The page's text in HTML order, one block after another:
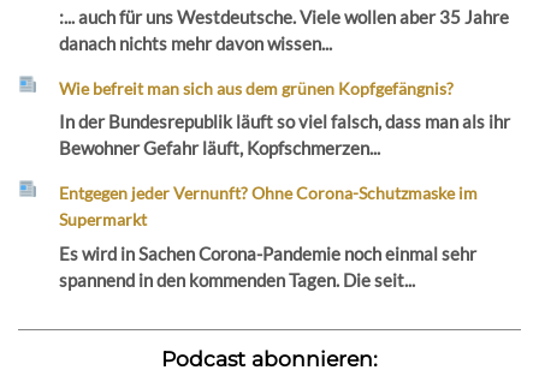
:... auch für uns Westdeutsche. Viele wollen aber 35 Jahre
danach nichts mehr davon wissen...
Wie befreit man sich aus dem grünen Kopfgefängnis?
In der Bundesrepublik läuft so viel falsch, dass man als ihr
Bewohner Gefahr läuft, Kopfschmerzen...
Entgegen jeder Vernunft? Ohne Corona-Schutzmaske im
Supermarkt
Es wird in Sachen Corona-Pandemie noch einmal sehr
spannend in den kommenden Tagen. Die seit...
Podcast abonnieren: